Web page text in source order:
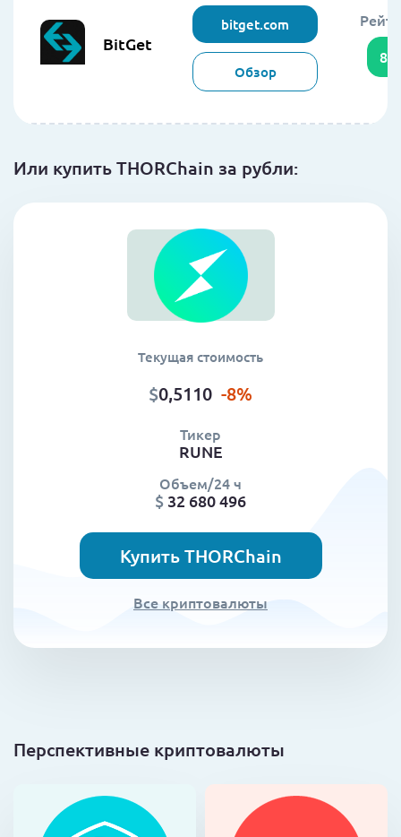
BitGet
bitget.com
Обзор
85
Или купить THORChain за рубли:
Текущая стоимость
$0,5110 -8%
Тикер
RUNE
Объем/24 ч
$ 32 680 496
Купить THORChain
Все криптовалюты
Перспективные криптовалюты